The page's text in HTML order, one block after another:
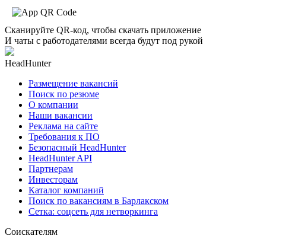
Сканируйте QR-код, чтобы скачать приложение
И чаты с работодателями всегда будут под рукой
HeadHunter
Размещение вакансий
Поиск по резюме
О компании
Наши вакансии
Реклама на сайте
Требования к ПО
Безопасный HeadHunter
HeadHunter API
Партнерам
Инвесторам
Каталог компаний
Поиск по вакансиям в Барлакском
Сетка: соцсеть для нетворкинга
Соискателям